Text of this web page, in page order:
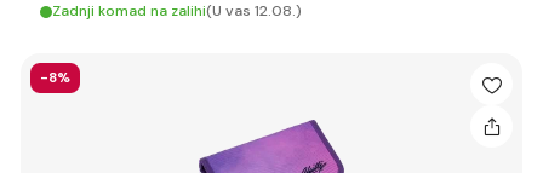
Zadnji komad na zalihi(U vas 12.08.)
-8%